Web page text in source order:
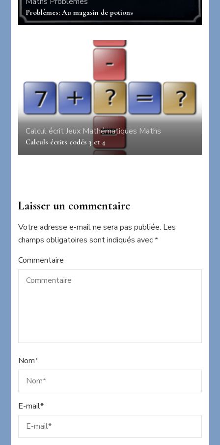
Problèmes: Au magasin de potions
Calcul écrit Jeux Mathématiques Maths
Calculs écrits codés 3 et 4
Laisser un commentaire
Votre adresse e-mail ne sera pas publiée. Les
champs obligatoires sont indiqués avec*
Commentaire
Nom*
E-mail*